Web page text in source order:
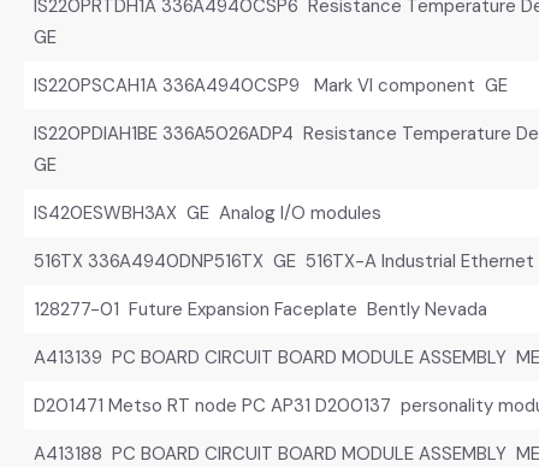
IS220PRTDH1A 336A4940CSP6 Resistance Temperature
GE
IS220PSCAH1A 336A4940CSP9 Mark VI component GE
IS220PDIAH1BE 336A5026ADP4 Resistance Temperature
GE
IS420ESWBH3AX GE Analog I/O modules
516TX 336A4940DNP516TX GE 516TX-A Industrial
128277-01 Future Expansion Faceplate Bently Nevada
A413139 PC BOARD CIRCUIT BOARD MODULE ASSEMBLY
D201471 Metso RT node PC AP31 D200137 personality
A413188 PC BOARD CIRCUIT BOARD MODULE ASSEMBLY